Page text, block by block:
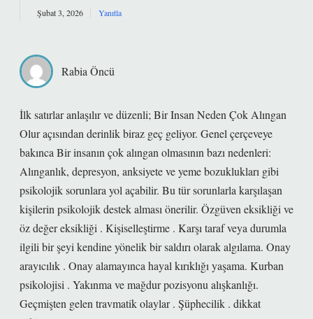
Şubat 3, 2026 Yanıtla
Rabia Öncü
İlk satırlar anlaşılır ve düzenli; Bir Insan Neden Çok Alıngan
Olur açısından derinlik biraz geç geliyor. Genel çerçeveye
bakınca Bir insanın çok alıngan olmasının bazı nedenleri:
Alınganlık, depresyon, anksiyete ve yeme bozuklukları gibi
psikolojik sorunlara yol açabilir. Bu tür sorunlarla karşılaşan
kişilerin psikolojik destek alması önerilir. Özgüven eksikliği ve
öz değer eksikliği . Kişiselleştirme . Karşı taraf veya durumla
ilgili bir şeyi kendine yönelik bir saldırı olarak algılama. Onay
arayıcılık . Onay alamayınca hayal kırıklığı yaşama. Kurban
psikolojisi . Yakınma ve mağdur pozisyonu alışkanlığı.
Geçmişten gelen travmatik olaylar . Şüphecilik . dikkat